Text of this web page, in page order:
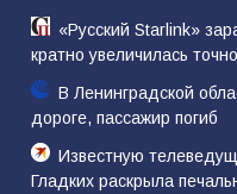
«Русский Starlink»
кратно увеличилась
В Ленинградской
дороге, пассажир погиб
Известную
Гладких раскрыла